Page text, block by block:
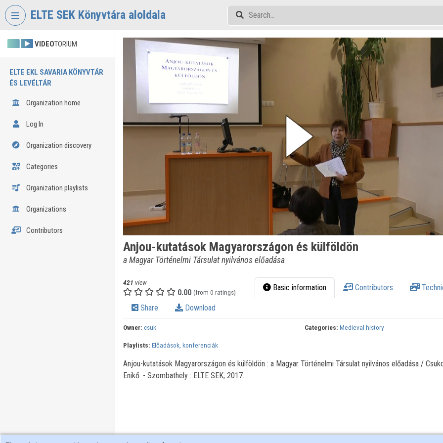
Skip header
ELTE SEK Könyvtára aloldala
VIDEOTORIUM
ELTE EKL SAVARIA KÖNYVTÁR
ÉS LEVÉLTÁR
Organization home
Log In
Organization discovery
Categories
Organization playlists
Organizations
Contributors
Anjou-kutatások Magyarországon és külföldön
a Magyar Történelmi Társulat nyilvános előadása
421 view
0.00 (from 0 ratings) Basic information Contributors
Share Download
Owner: csuk Categories: Medieval history
Playlists: Előadások, konferenciák
Anjou-kutatások Magyarországon és külföldön : a Magyar Történelmi Társulat nyilvános előadása /
Enikő. - Szombathely : ELTE SEK, 2017.